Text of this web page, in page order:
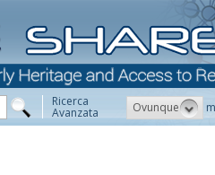
Ricerca
Avanzata Ovunque